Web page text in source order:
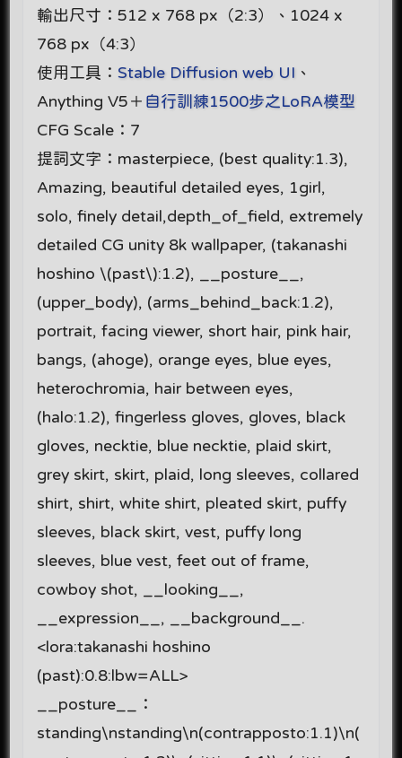
輸出尺寸：512 x 768 px（2:3）、1024 x
768 px（4:3）
使用工具： Stable Diffusion web UI 、
Anything V5＋ 自行訓練1500步之LoRA模型
CFG Scale：7
提詞文字：masterpiece, (best quality:1.3),
Amazing, beautiful detailed eyes, 1girl,
solo, finely detail,depth_of_field, extremely
detailed CG unity 8k wallpaper, (takanashi
hoshino \(past\):1.2), __posture__,
(upper_body), (arms_behind_back:1.2),
portrait, facing viewer, short hair, pink hair,
bangs, (ahoge), orange eyes, blue eyes,
heterochromia, hair between eyes,
(halo:1.2), fingerless gloves, gloves, black
gloves, necktie, blue necktie, plaid skirt,
grey skirt, skirt, plaid, long sleeves, collared
shirt, shirt, white shirt, pleated skirt, puffy
sleeves, black skirt, vest, puffy long
sleeves, blue vest, feet out of frame,
cowboy shot, __looking__,
__expression__, __background__.
<lora:takanashi hoshino
(past):0.8:lbw=ALL>
__posture__：
standing\nstanding\n(contrapposto:1.1)\n(